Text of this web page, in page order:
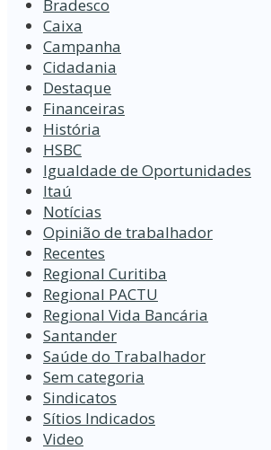
Bradesco
Caixa
Campanha
Cidadania
Destaque
Financeiras
História
HSBC
Igualdade de Oportunidades
Itaú
Notícias
Opinião de trabalhador
Recentes
Regional Curitiba
Regional PACTU
Regional Vida Bancária
Santander
Saúde do Trabalhador
Sem categoria
Sindicatos
Sítios Indicados
Video